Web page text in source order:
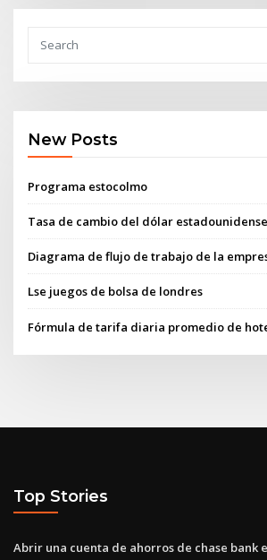
New Posts
Programa estocolmo
Tasa de cambio del dólar
Diagrama de flujo de trabajo de la
Lse juegos de bolsa de londres
Fórmula de tarifa diaria promedio de
Top Stories
Abrir una cuenta de ahorros de chase bank